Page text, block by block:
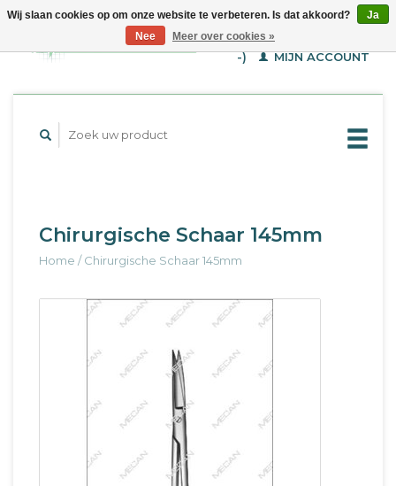
WINKELWAGEN (€--,-
-)
MIJN ACCOUNT
Chirurgische Schaar 145mm
Home /Chirurgische Schaar 145mm
Wij slaan cookies op om onze website te verbeteren. Is dat akkoord?
Ja
Nee
Meer over cookies »